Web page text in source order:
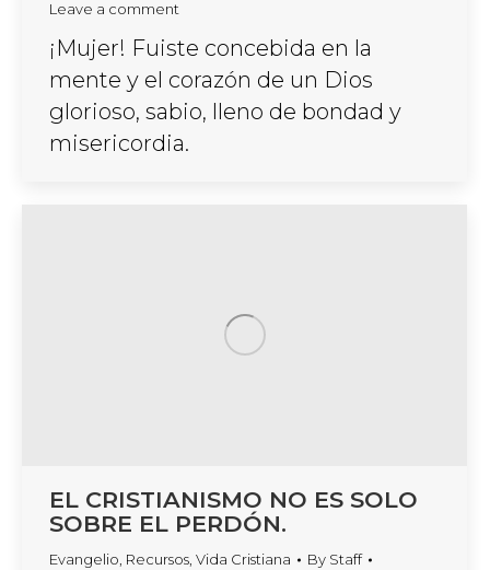
Leave a comment
¡Mujer! Fuiste concebida en la
mente y el corazón de un Dios
glorioso, sabio, lleno de bondad y
misericordia.
EL CRISTIANISMO NO ES SOLO
SOBRE EL PERDÓN.
Evangelio Recursos Vida Cristiana By Staff